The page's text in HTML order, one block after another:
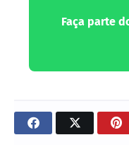
Faça parte